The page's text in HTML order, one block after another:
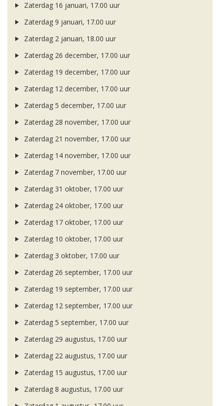
Zaterdag 16 januari, 17.00 uur
Zaterdag 9 januari, 17.00 uur
Zaterdag 2 januari, 18.00 uur
Zaterdag 26 december, 17.00 uur
Zaterdag 19 december, 17.00 uur
Zaterdag 12 december, 17.00 uur
Zaterdag 5 december, 17.00 uur
Zaterdag 28 november, 17.00 uur
Zaterdag 21 november, 17.00 uur
Zaterdag 14 november, 17.00 uur
Zaterdag 7 november, 17.00 uur
Zaterdag 31 oktober, 17.00 uur
Zaterdag 24 oktober, 17.00 uur
Zaterdag 17 oktober, 17.00 uur
Zaterdag 10 oktober, 17.00 uur
Zaterdag 3 oktober, 17.00 uur
Zaterdag 26 september, 17.00 uur
Zaterdag 19 september, 17.00 uur
Zaterdag 12 september, 17.00 uur
Zaterdag 5 september, 17.00 uur
Zaterdag 29 augustus, 17.00 uur
Zaterdag 22 augustus, 17.00 uur
Zaterdag 15 augustus, 17.00 uur
Zaterdag 8 augustus, 17.00 uur